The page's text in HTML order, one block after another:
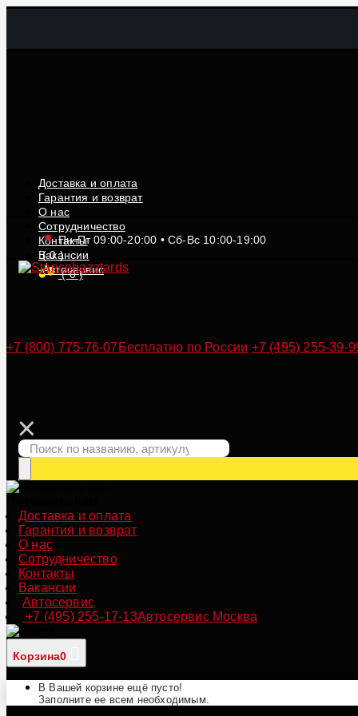
Доставка и оплата
Гарантия и возврат
О нас
Сотрудничество
Контакты
Вакансии
Автосервис
Пн-Пт 09:00-20:00 • Сб-Вс 10:00-19:00
(0)
(0)
+7 (800) 775-76-07 Бесплатно по России +7 (495) 255-39-
Доставка и оплата
Гарантия и возврат
О нас
Сотрудничество
Контакты
Вакансии
Автосервис
+7 (495) 255-17-13Автосервис Москва
Корзина0
В Вашей корзине ещё пусто!
Заполните ее всем необходимым.